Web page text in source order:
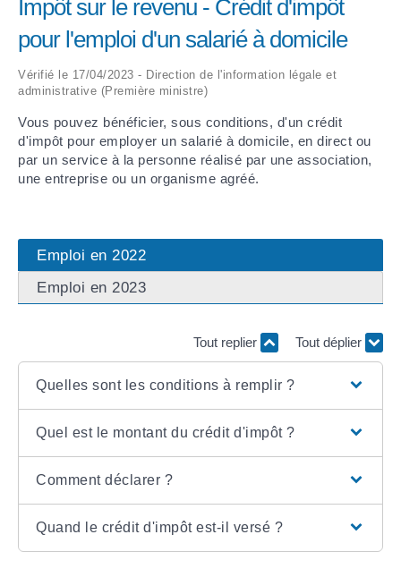
Impôt sur le revenu - Crédit d'impôt
pour l'emploi d'un salarié à domicile
Vérifié le 17/04/2023 - Direction de l'information légale et
administrative (Première ministre)
Vous pouvez bénéficier, sous conditions, d'un crédit
d'impôt pour employer un salarié à domicile, en direct ou
par un service à la personne réalisé par une association,
une entreprise ou un organisme agréé.
Emploi en 2022
Emploi en 2023
Tout replier Tout déplier
Quelles sont les conditions à remplir ?
Quel est le montant du crédit d'impôt ?
Comment déclarer ?
Quand le crédit d'impôt est-il versé ?
ARRÊTÉS MUNICIPAUX
DÉLIBÉRATIONS